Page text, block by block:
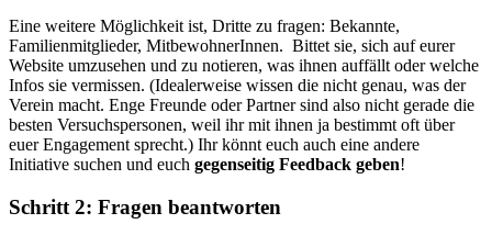
Eine weitere Möglichkeit ist, Dritte zu fragen: Bekannte,
Familienmitglieder, MitbewohnerInnen. Bittet sie, sich auf eurer
Website umzusehen und zu notieren, was ihnen auffällt oder welche
Infos sie vermissen. (Idealerweise wissen die nicht genau, was der
Verein macht. Enge Freunde oder Partner sind also nicht gerade die
besten Versuchspersonen, weil ihr mit ihnen ja bestimmt oft über
euer Engagement sprecht.) Ihr könnt euch auch eine andere
Initiative suchen und euch gegenseitig Feedback geben!
Schritt 2: Fragen beantworten